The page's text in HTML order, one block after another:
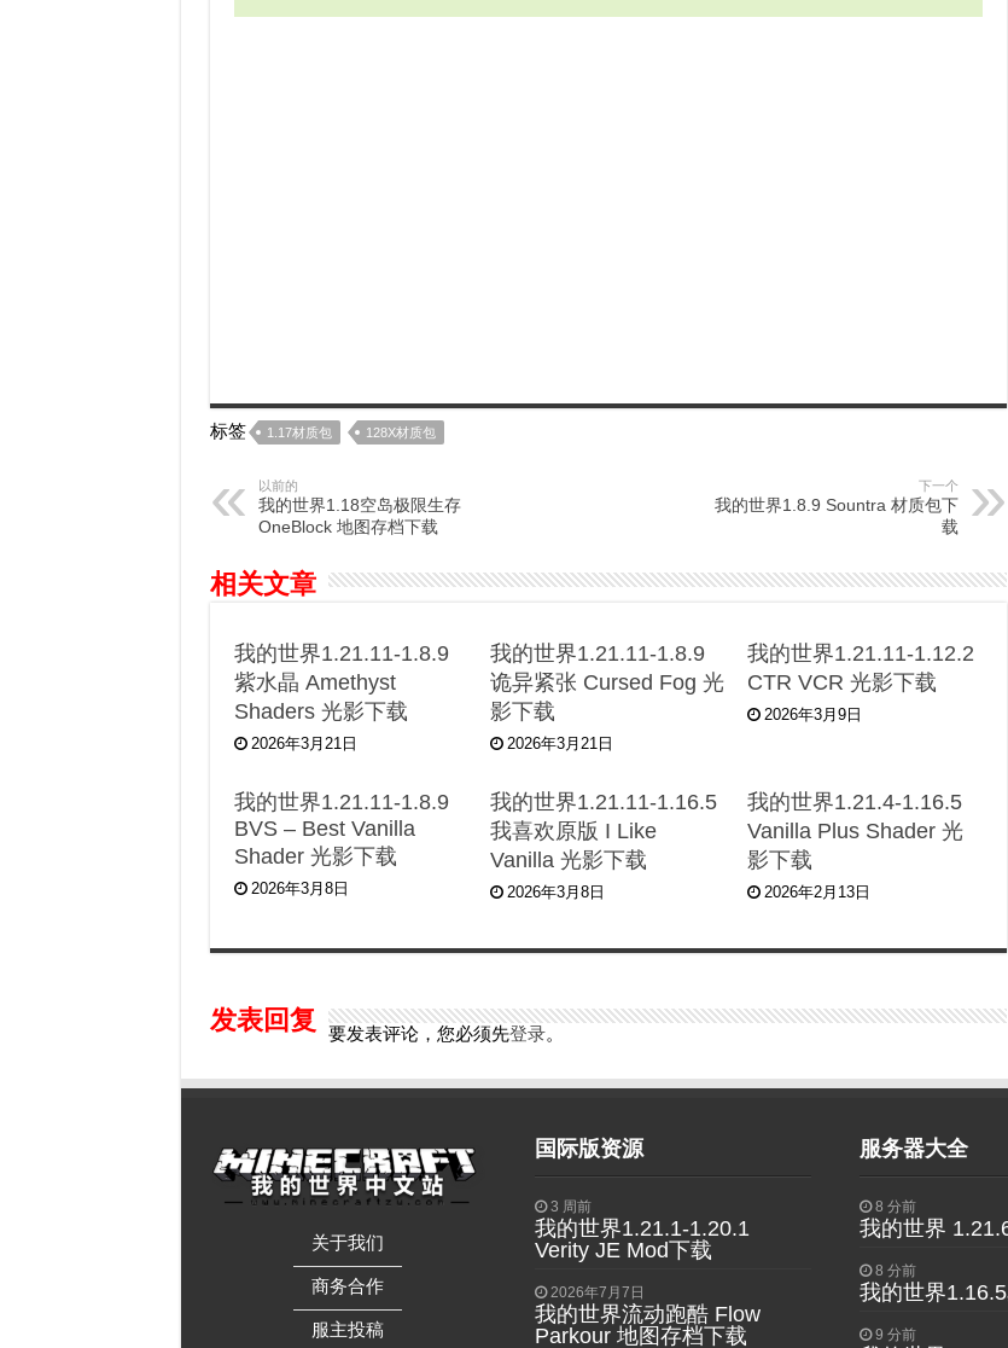
标签 1.17材质包 128X材质包
以前的
我的世界1.18空岛极限生存
OneBlock 地图存档下载
下一个
我的世界1.8.9 Sountra 材质包下
载
相关文章
我的世界1.21.11-1.8.9
紫水晶 Amethyst
Shaders 光影下载
2026年3月21日
我的世界1.21.11-1.8.9
诡异紧张 Cursed Fog 光
影下载
2026年3月21日
我的世界1.21.11-1.12.2
CTR VCR 光影下载
2026年3月9日
我的世界1.21.11-1.8.9
BVS – Best Vanilla
Shader 光影下载
2026年3月8日
我的世界1.21.11-1.16.5
我喜欢原版 I Like
Vanilla 光影下载
2026年3月8日
我的世界1.21.4-1.16.5
Vanilla Plus Shader 光
影下载
2026年2月13日
发表回复 要发表评论，您必须先登录。
关于我们
——————
商务合作
——————
服主投稿
国际版资源
3 周前
我的世界1.21.1-1.20.1
Verity JE Mod下载
2026年7月7日
我的世界流动跑酷 Flow
Parkour 地图存档下载
服务器大全
8 分前
我的世界
8 分前
我的世界
9 分前